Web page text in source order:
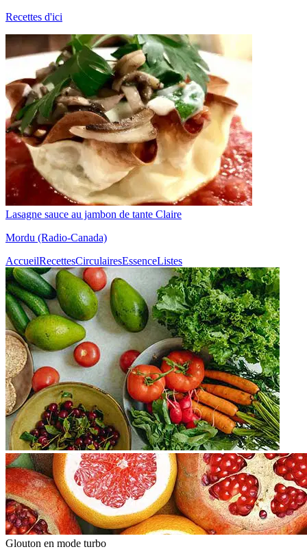
Recettes d'ici
Lasagne sauce au jambon de tante Claire
Mordu (Radio-Canada)
AccueilRecettesCirculairesEssenceListes
Glouton en mode turbo